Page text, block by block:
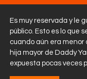
Es muy reservada y le
público. Esto es lo que
cuando aún era menor
hija mayor de Daddy
expuesta pocas veces